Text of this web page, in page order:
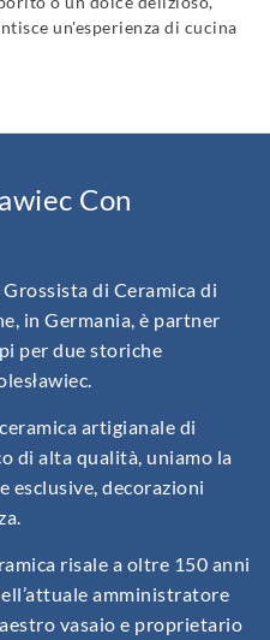
un'esperienza di cucina
Con
di Ceramica di
in Germania, è partner
per due storiche
artigianale di
di alta qualità, uniamo la
esclusive, decorazioni
risale a oltre 150 anni
amministratore
vasaio e proprietario